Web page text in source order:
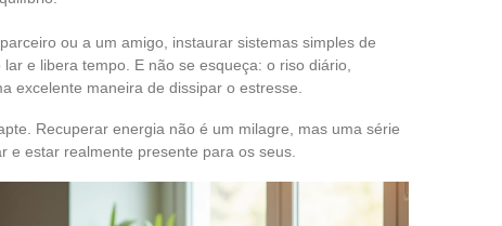
ou a um amigo, instaurar sistemas simples de
e libera tempo. E não se esqueça: o riso diário,
excelente maneira de dissipar o estresse.
Recuperar energia não é um milagre, mas uma série
e estar realmente presente para os seus.